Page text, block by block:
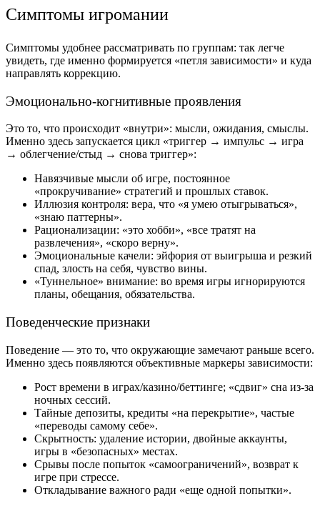
Симптомы игромании
Симптомы удобнее рассматривать по группам: так легче
увидеть, где именно формируется «петля зависимости» и куда
направлять коррекцию.
Эмоционально-когнитивные проявления
Это то, что происходит «внутри»: мысли, ожидания, смыслы.
Именно здесь запускается цикл «триггер → импульс → игра
→ облегчение/стыд → снова триггер»:
Навязчивые мысли об игре, постоянное
«прокручивание» стратегий и прошлых ставок.
Иллюзия контроля: вера, что «я умею отыгрываться»,
«знаю паттерны».
Рационализации: «это хобби», «все тратят на
развлечения», «скоро верну».
Эмоциональные качели: эйфория от выигрыша и резкий
спад, злость на себя, чувство вины.
«Туннельное» внимание: во время игры игнорируются
планы, обещания, обязательства.
Поведенческие признаки
Поведение — это то, что окружающие замечают раньше всего.
Именно здесь появляются объективные маркеры зависимости:
Рост времени в играх/казино/беттинге; «сдвиг» сна из-за
ночных сессий.
Тайные депозиты, кредиты «на перекрытие», частые
«переводы самому себе».
Скрытность: удаление истории, двойные аккаунты,
игры в «безопасных» местах.
Срывы после попыток «самоограничений», возврат к
игре при стрессе.
Откладывание важного ради «еще одной попытки».